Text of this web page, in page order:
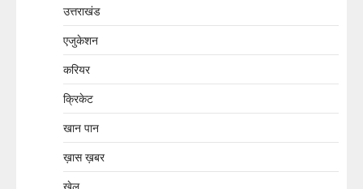
उत्तराखंड
एजुकेशन
करियर
क्रिकेट
खान पान
ख़ास ख़बर
खेल